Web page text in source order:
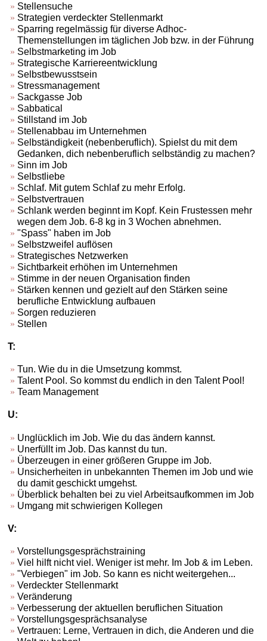
Stellensuche
Strategien verdeckter Stellenmarkt
Sparring regelmässig für diverse Adhoc-
Themenstellungen im täglichen Job bzw. in der Führung
Selbstmarketing im Job
Strategische Karriereentwicklung
Selbstbewusstsein
Stressmanagement
Sackgasse Job
Sabbatical
Stillstand im Job
Stellenabbau im Unternehmen
Selbständigkeit (nebenberuflich). Spielst du mit dem
Gedanken, dich nebenberuflich selbständig zu machen?
Sinn im Job
Selbstliebe
Schlaf. Mit gutem Schlaf zu mehr Erfolg.
Selbstvertrauen
Schlank werden beginnt im Kopf. Kein Frustessen mehr
wegen dem Job. 6-8 kg in 3 Wochen abnehmen.
"Spass" haben im Job
Selbstzweifel auflösen
Strategisches Netzwerken
Sichtbarkeit erhöhen im Unternehmen
Stimme in der neuen Organisation finden
Stärken kennen und gezielt auf den Stärken seine
berufliche Entwicklung aufbauen
Sorgen reduzieren
Stellen
T:
Tun. Wie du in die Umsetzung kommst.
Talent Pool. So kommst du endlich in den Talent Pool!
Team Management
U:
Unglücklich im Job. Wie du das ändern kannst.
Unerfüllt im Job. Das kannst du tun.
Überzeugen in einer größeren Gruppe im Job.
Unsicherheiten in unbekannten Themen im Job und wie
du damit geschickt umgehst.
Überblick behalten bei zu viel Arbeitsaufkommen im Job
Umgang mit schwierigen Kollegen
V:
Vorstellungsgesprächstraining
Viel hilft nicht viel. Weniger ist mehr. Im Job & im Leben.
"Verbiegen" im Job. So kann es nicht weitergehen...
Verdeckter Stellenmarkt
Veränderung
Verbesserung der aktuellen beruflichen Situation
Vorstellungsgesprächsanalyse
Vertrauen: Lerne, Vertrauen in dich, die Anderen und die